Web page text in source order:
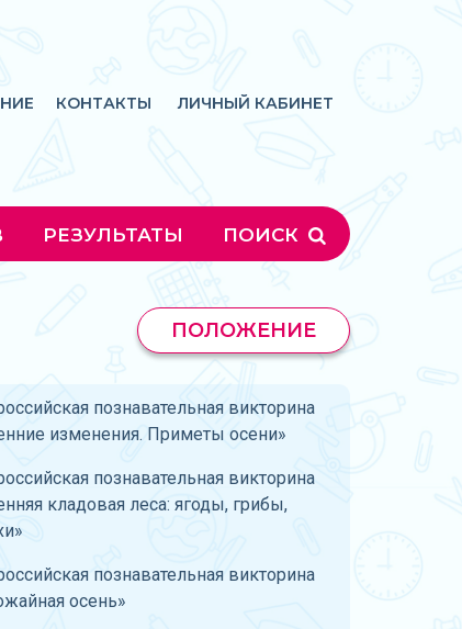
КОНТАКТЫ ЛИЧНЫЙ КАБИНЕТ
РЕЗУЛЬТАТЫ ПОИСК
ПОЛОЖЕНИЕ
познавательная викторина
изменения. Приметы осени»
познавательная викторина
кладовая леса: ягоды, грибы,
познавательная викторина
осень»